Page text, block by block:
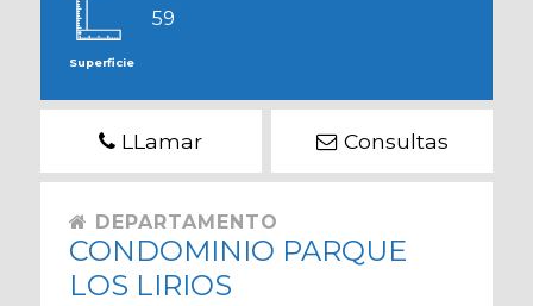
59
Superficie
LLamar Consultas
DEPARTAMENTO
CONDOMINIO PARQUE
LOS LIRIOS